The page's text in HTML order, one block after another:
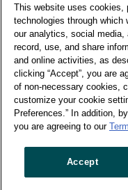
Newsletter global
Social
Newsletter
Twitter
LinkedIn
This website uses cookies,
technologies through which
our analytics, social media,
record, use, and share
and online activities, as
clicking “Accept”, you are
of non-necessary cookies,
customize your cookie
Preferences.” In addition,
you are agreeing to our
Accept